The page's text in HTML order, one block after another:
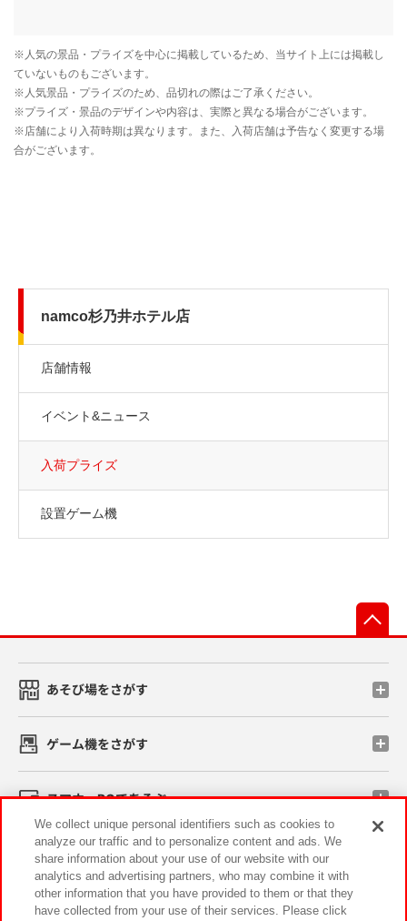
namco杉乃井ホテル店
店舗情報
イベント&ニュース
入荷プライズ
設置ゲーム機
あそび場をさがす
ゲーム機をさがす
スマホ・PCであそぶ
イベント・キャンペーン
We collect unique personal identifiers such as cookies to
analyze our traffic and to personalize content and ads. We
share information about your use of our website with our
analytics and advertising partners, who may combine it with
other information that you have provided to them or that they
have collected from your use of their services. Please click